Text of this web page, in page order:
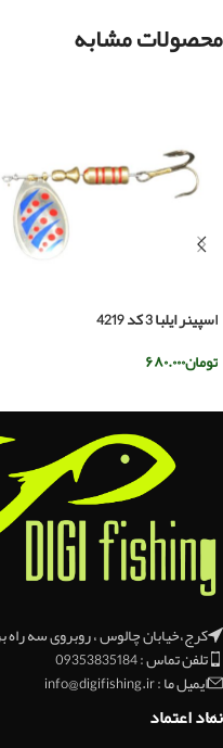
محصولات مشابه
اسپینر ایلبا 3 کد 4219
تومان۶۸۰.۰۰۰
کرج،خیابان چالوس ، روبروی سه راه
تلفن تماس : 09353835184
ایمیل ما : info@digifishing.ir
نماد اعتماد